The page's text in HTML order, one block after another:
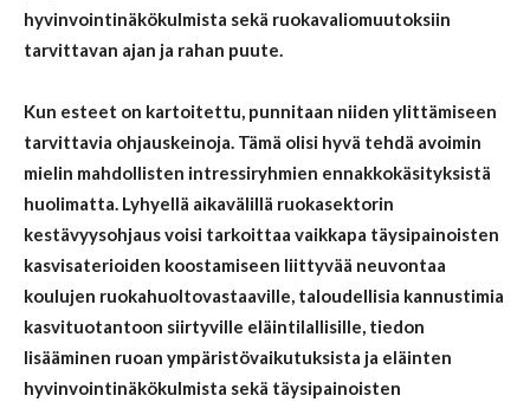
hyvinvointinäkökulmista sekä ruokavaliomuutoksiin
tarvittavan ajan ja rahan puute.
Kun esteet on kartoitettu, punnitaan niiden ylittämiseen
tarvittavia ohjauskeinoja. Tämä olisi hyvä tehdä avoimin
mielin mahdollisten intressiryhmien ennakkokäsityksistä
huolimatta. Lyhyellä aikavälillä ruokasektorin
kestävyysohjaus voisi tarkoittaa vaikkapa täysipainoisten
kasvisaterioiden koostamiseen liittyvää neuvontaa
koulujen ruokahuoltovastaaville, taloudellisia kannustimia
kasvituotantoon siirtyville eläintilallisille, tiedon
lisääminen ruoan ympäristövaikutuksista ja eläinten
hyvinvointinäkökulmista sekä täysipainoisten